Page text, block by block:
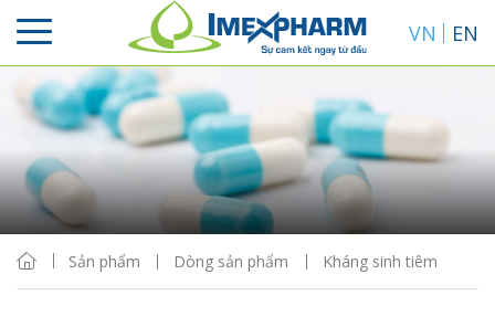
VN EN
Sản phẩm Dòng sản phẩm Kháng sinh tiêm
Sắp xếp
Hiển thị